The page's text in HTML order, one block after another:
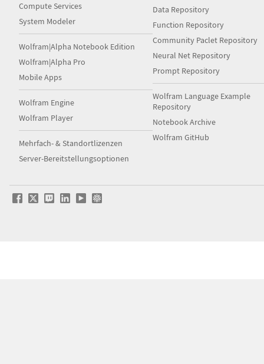
Compute Services
System Modeler
Wolfram|Alpha Notebook Edition
Wolfram|Alpha Pro
Mobile Apps
Wolfram Engine
Wolfram Player
Mehrfach- & Standortlizenzen
Server-Bereitstellungsoptionen
Data Repository
Function Repository
Community Paclet Repository
Neural Net Repository
Prompt Repository
Wolfram Language Example
Repository
Notebook Archive
Wolfram GitHub